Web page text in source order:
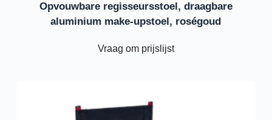
Opvouwbare regisseursstoel, draagbare
aluminium make-upstoel, roségoud
Vraag om prijslijst